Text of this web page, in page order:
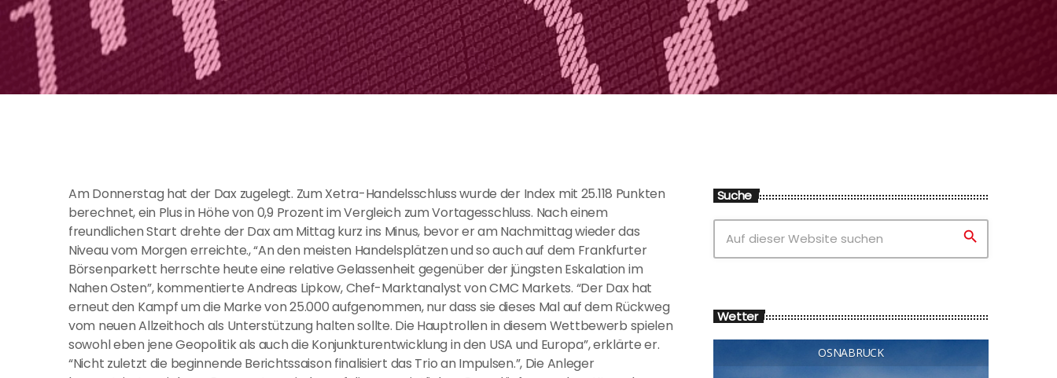
Am Donnerstag hat der Dax zugelegt. Zum Xetra-Handelsschluss wurde der Index mit 25.118 Punkten
berechnet, ein Plus in Höhe von 0,9 Prozent im Vergleich zum Vortagesschluss. Nach einem
freundlichen Start drehte der Dax am Mittag kurz ins Minus, bevor er am Nachmittag wieder das
Niveau vom Morgen erreichte., “An den meisten Handelsplätzen und so auch auf dem Frankfurter
Börsenparkett herrschte heute eine relative Gelassenheit gegenüber der jüngsten Eskalation im
Nahen Osten”, kommentierte Andreas Lipkow, Chef-Marktanalyst von CMC Markets. “Der Dax hat
erneut den Kampf um die Marke von 25.000 aufgenommen, nur dass sie dieses Mal auf dem Rückweg
vom neuen Allzeithoch als Unterstützung halten sollte. Die Hauptrollen in diesem Wettbewerb spielen
sowohl eben jene Geopolitik als auch die Konjunkturentwicklung in den USA und Europa”, erklärte er.
“Nicht zuletzt die beginnende Berichtssaison finalisiert das Trio an Impulsen.”, Die Anleger
Suche
search
Wetter
OSNABRÜCK